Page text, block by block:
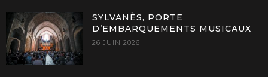
SYLVANÈS, PORTE
D’EMBARQUEMENTS MUSICAUX
26 JUIN 2026